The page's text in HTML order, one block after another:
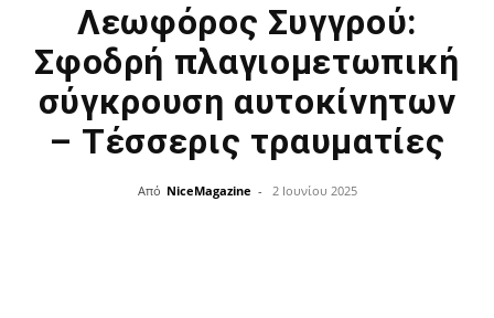
Λεωφόρος Συγγρού:
Σφοδρή πλαγιομετωπική
σύγκρουση αυτοκίνητων
– Τέσσερις τραυματίες
Από NiceMagazine - 2 Ιουνίου 2025